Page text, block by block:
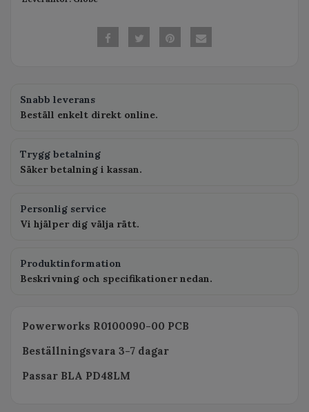
Snabb leverans
Beställ enkelt direkt online.
Trygg betalning
Säker betalning i kassan.
Personlig service
Vi hjälper dig välja rätt.
Produktinformation
Beskrivning och specifikationer nedan.
Powerworks R0100090-00 PCB
Beställningsvara 3-7 dagar
Passar BLA PD48LM